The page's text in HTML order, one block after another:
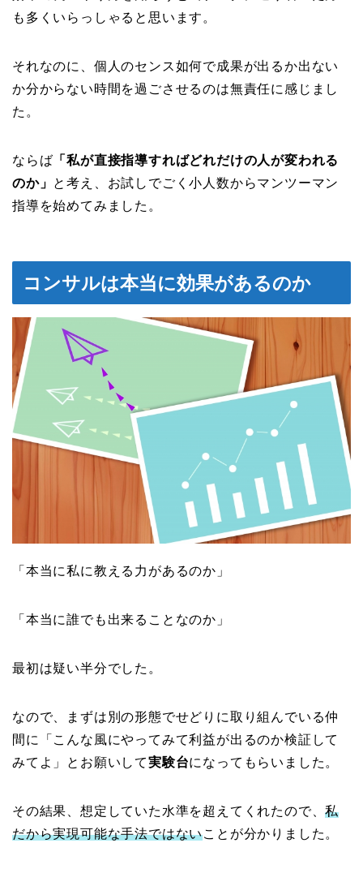
も多くいらっしゃると思います。
それなのに、個人のセンス如何で成果が出るか出ない
か分からない時間を過ごさせるのは無責任に感じまし
た。
ならば 「私が直接指導すればどれだけの人が変われる
のか」 と考え、お試しでごく小人数からマンツーマン
指導を始めてみました。
コンサルは本当に効果があるのか
「本当に私に教える力があるのか」
「本当に誰でも出来ることなのか」
最初は疑い半分でした。
なので、まずは別の形態でせどりに取り組んでいる仲
間に「こんな風にやってみて利益が出るのか検証して
みてよ」とお願いして実験台になってもらいました。
その結果、想定していた水準を超えてくれたので、私
だから実現可能な手法ではないことが分かりました。